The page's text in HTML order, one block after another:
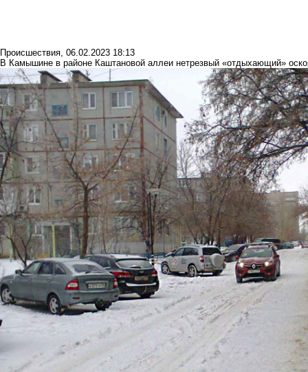
Происшествия, 06.02.2023 18:13
В Камышине в районе Каштановой аллеи нетрезвый «отдыхающий»